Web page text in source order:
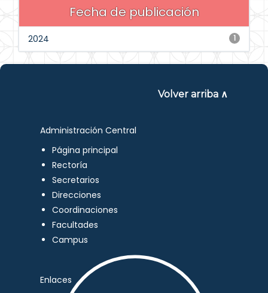
Fecha de publicación
1
2024
Volver arriba ∧
Administración Central
Página principal
Rectoría
Secretarios
Direcciones
Coordinaciones
Facultades
Campus
Enlaces